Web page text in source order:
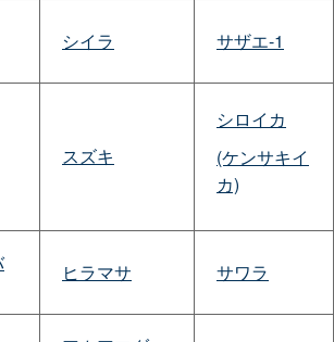
シイラ サザエ-1
スズキ
シロイカ
(ケンサキイ
カ)
ヒラマサ サワラ